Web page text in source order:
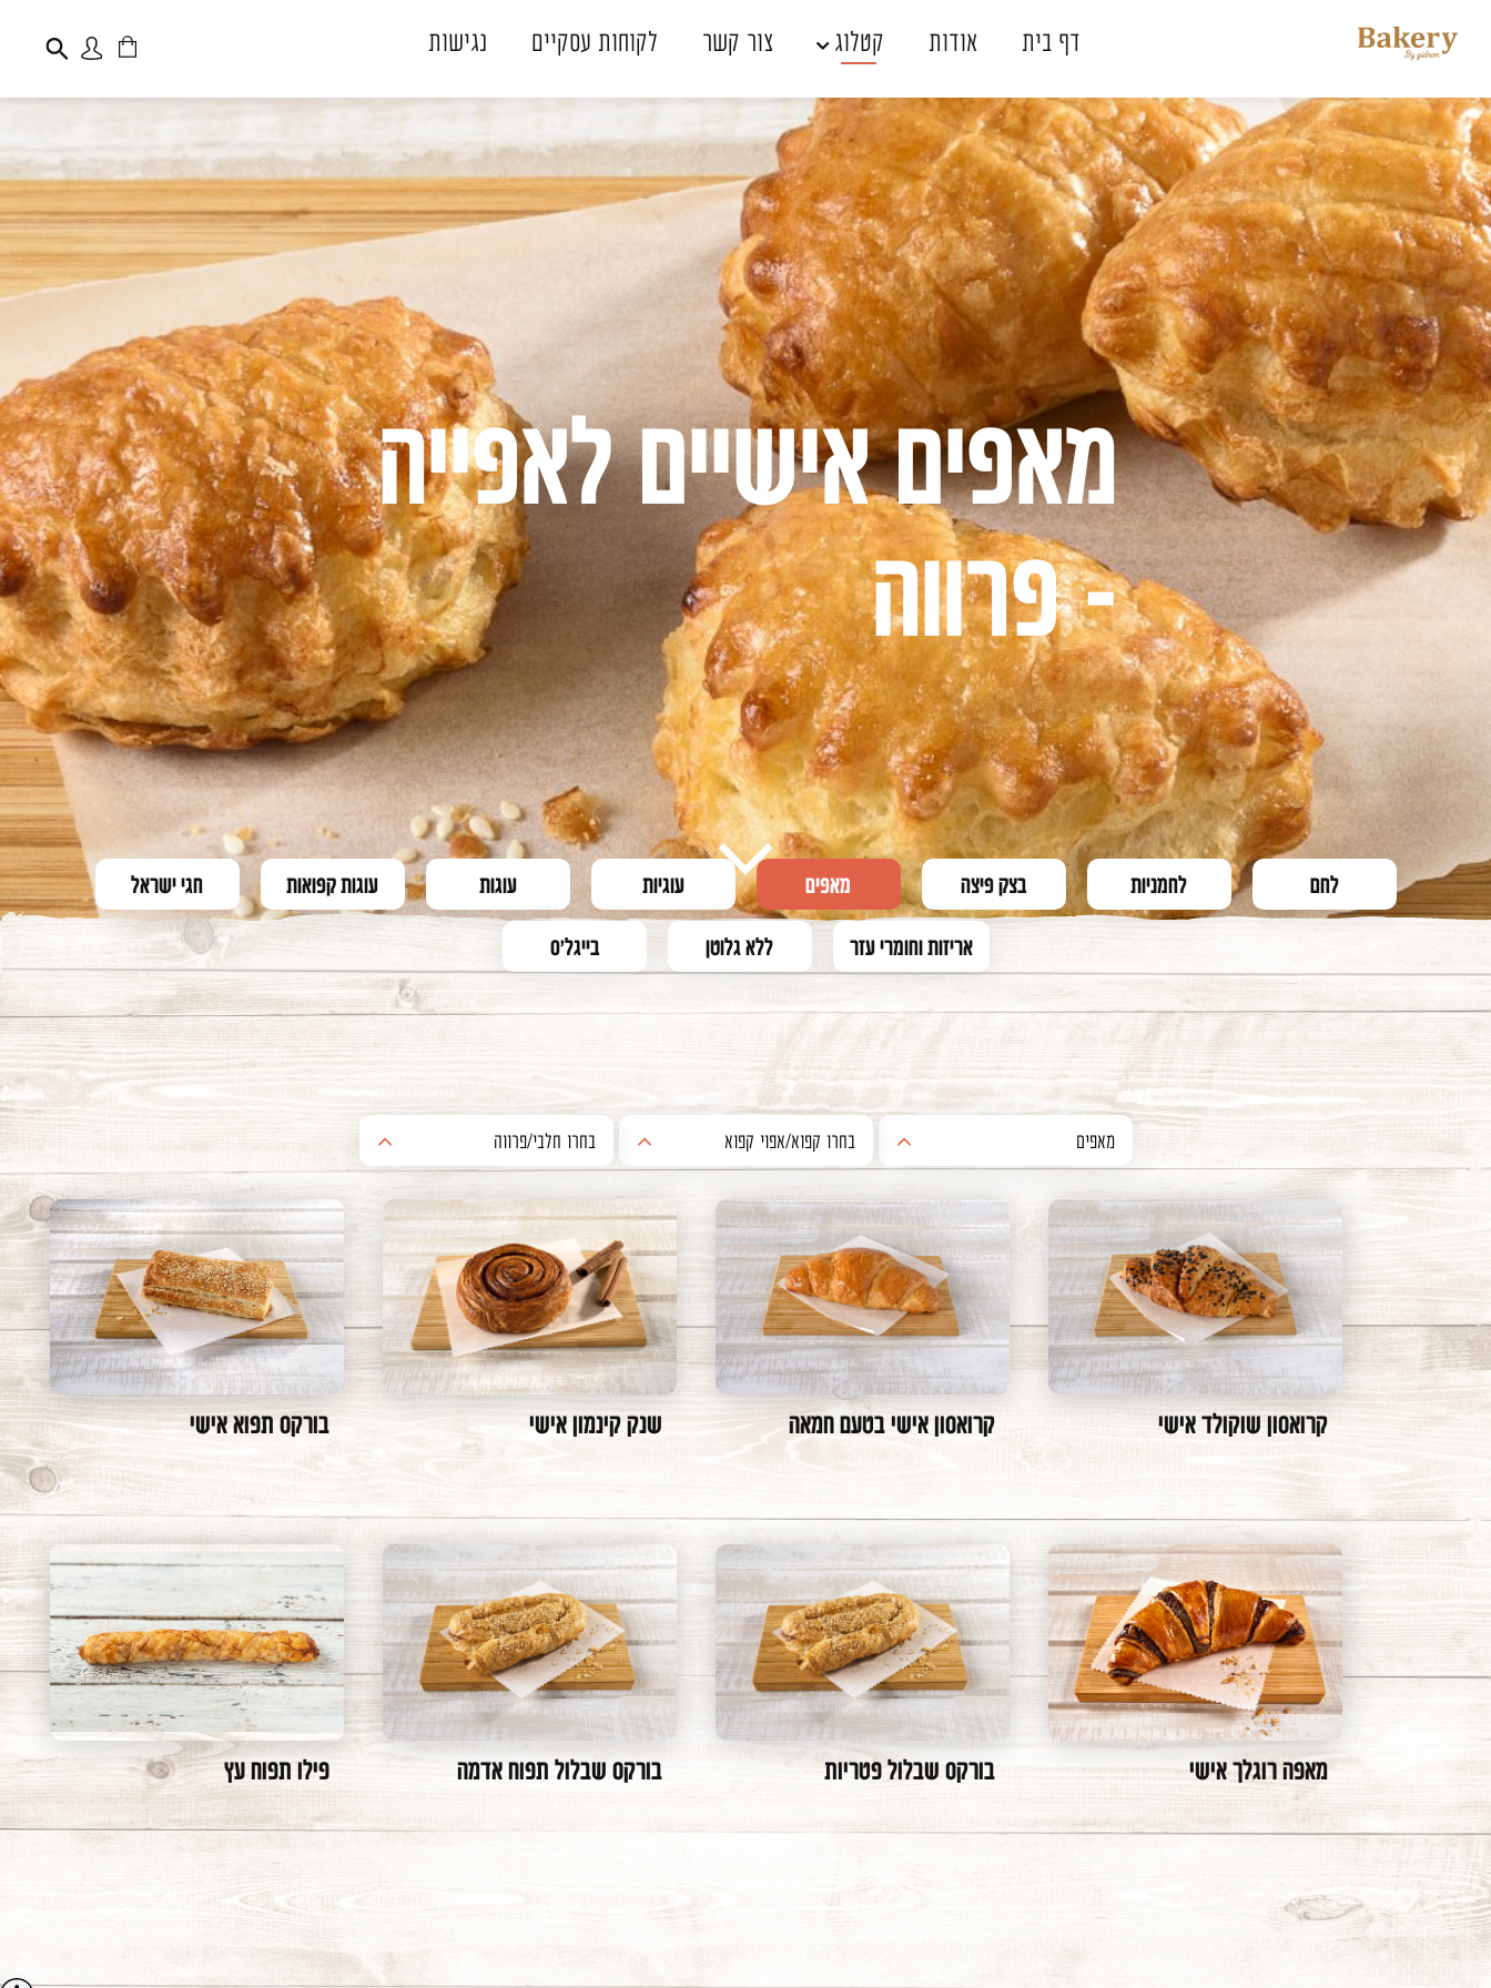
חלוניתחלונית
דף בית אודות קטלוג צור קשר לקוחות עסקיים נגישות
אין מוצרים בעגלה
סגור
כבר רשומים? התחברו
זכור אותי
משתמש חדש/אורח
דאגנו לכם ליצירת
חשבון קלה ומהירה
במיוחד. המשיכו למילוי
פרטיכם ותוכלו ליהנות
מהיתרונות של משתמש
רשום כבר עכשיו.
להרשמה
מאפים אישיים לאפייה
- פרווה
לחם לחמניות בצק פיצה מאפים עוגיות עוגות עוגות קפואות חגי ישראל
אריזות וחומרי עזר ללא גלוטן בייגל'ס
מאפים
מאפים מלוחים לאפייה - חלבי
מאפים מלוחים לאפייה - פרווה
מאפים מתוקים לאפייה - חלבי
מאפים מתוקים לאפייה - פרווה
מאפים אישיים לאפייה - פרווה
בחרו קפוא/אפוי קפוא
קפוא
אפוי קפוא
בחרו חלבי/פרווה
פרווה
קרואסון שוקולד אישי קרואסון אישי בטעם חמאה שנק קינמון אישי בורקס תפוא אישי
מאפה רוגלך אישי בורקס שבלול פטריות בורקס שבלול תפוח אדמה פילו תפוח עץ